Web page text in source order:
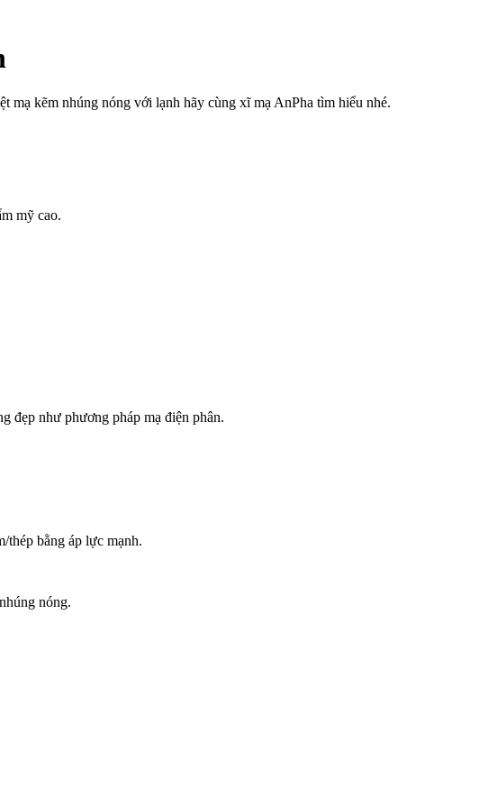
mạ kẽm nhúng nóng với lạnh hãy cùng xĩ mạ AnPha tìm hiểu nhé.
mỹ cao.
đẹp như phương pháp mạ điện phân.
thép bằng áp lực mạnh.
nóng.